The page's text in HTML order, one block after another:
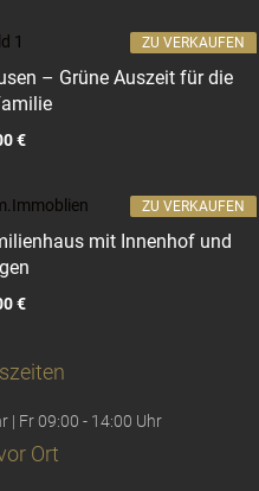
– Grüne Auszeit für die
€
ZU VERKAUFEN
mit Innenhof und
€
ZU VERKAUFEN
| Fr 09:00 - 14:00 Uhr
Ort